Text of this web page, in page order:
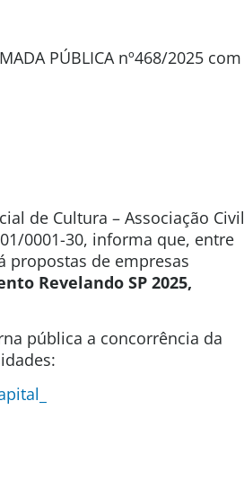
PÚBLICA nº468/2025 com
de Cultura – Associação Civil
0001-30, informa que, entre
propostas de empresas
Revelando SP 2025,
pública a concorrência da